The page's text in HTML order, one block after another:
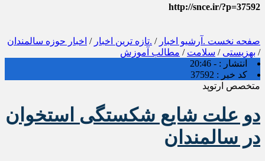
http://snce.ir/?p=37592
صفحه نخست .آرشیو اخبار / .تازه ترین اخبار / اخبار حوزه سالمندان
/ بهزیستی / سلامت / مطالب آموزش
انتشار : - 20:46
کد خبر : 37592
متخصص ارتوپد
دو علت شایع شکستگی استخوان
در سالمندان